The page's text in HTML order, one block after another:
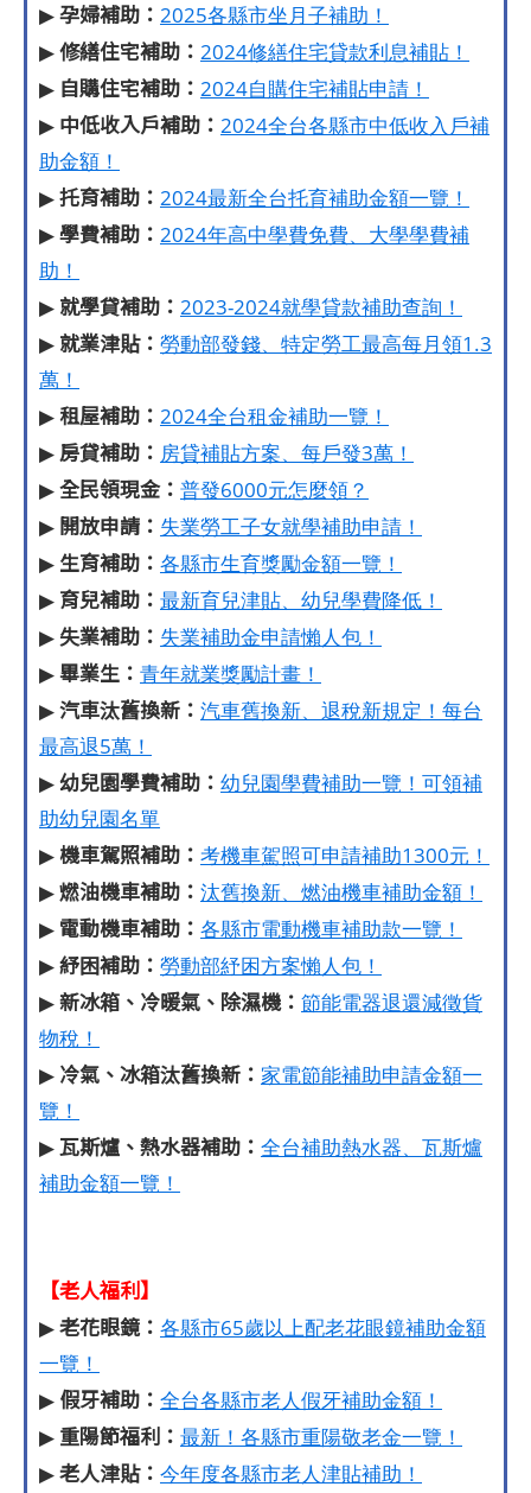
▶孕婦補助： 2025各縣市坐月子補助！
▶修繕住宅補助： 2024修繕住宅貸款利息補貼！
▶ 自購住宅補助： 2024自購住宅補貼申請！
▶ 中低收入戶補助： 2024全台各縣市中低收入戶補
助金額！
▶托育補助： 2024最新全台托育補助金額一覽！
▶學費補助： 2024年高中學費免費、大學學費補
助！
▶ 就學貸補助： 2023-2024就學貸款補助查詢！
▶ 就業津貼： 勞動部發錢、特定勞工最高每月領1.3
萬！
▶租屋補助： 2024全台租金補助一覽！
▶房貸補助： 房貸補貼方案、每戶發3萬！
▶全民領現金： 普發6000元怎麼領？
▶ 開放申請： 失業勞工子女就學補助申請！
▶ 生育補助： 各縣市生育獎勵金額一覽！
▶ 育兒補助： 最新育兒津貼、幼兒學費降低！
▶ 失業補助： 失業補助金申請懶人包！
▶畢業生： 青年就業獎勵計畫！
▶汽車汰舊換新： 汽車舊換新、退稅新規定！每台
最高退5萬！
▶幼兒園學費補助： 幼兒園學費補助一覽！可領補
助幼兒園名單
▶機車駕照補助： 考機車駕照可申請補助1300元！
▶燃油機車補助： 汰舊換新、燃油機車補助金額！
▶ 電動機車補助： 各縣市電動機車補助款一覽！
▶紓困補助： 勞動部紓困方案懶人包！
▶新冰箱、冷暖氣、除濕機： 節能電器退還減徵貨
物稅！
▶ 冷氣、冰箱汰舊換新： 家電節能補助申請金額一
覽！
▶瓦斯爐、熱水器補助： 全台補助熱水器、瓦斯爐
補助金額一覽！
【老人福利】
▶老花眼鏡： 各縣市65歲以上配老花眼鏡補助金額
一覽！
▶ 假牙補助： 全台各縣市老人假牙補助金額！
▶ 重陽節福利： 最新！各縣市重陽敬老金一覽！
▶老人津貼： 今年度各縣市老人津貼補助！